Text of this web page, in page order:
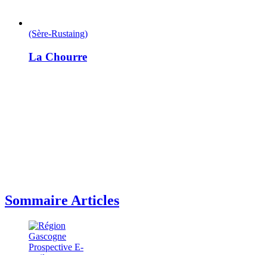
(Sère-Rustaing)
La Chourre
Sommaire Articles